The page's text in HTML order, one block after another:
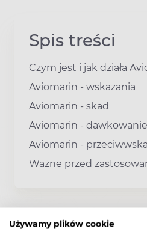
Używamy plików cookie
Spis treści
Czym jest i jak działa
Aviomarin - wskazania
Aviomarin - skad
Aviomarin - dawkowanie
Aviomarin -
Ważne przed